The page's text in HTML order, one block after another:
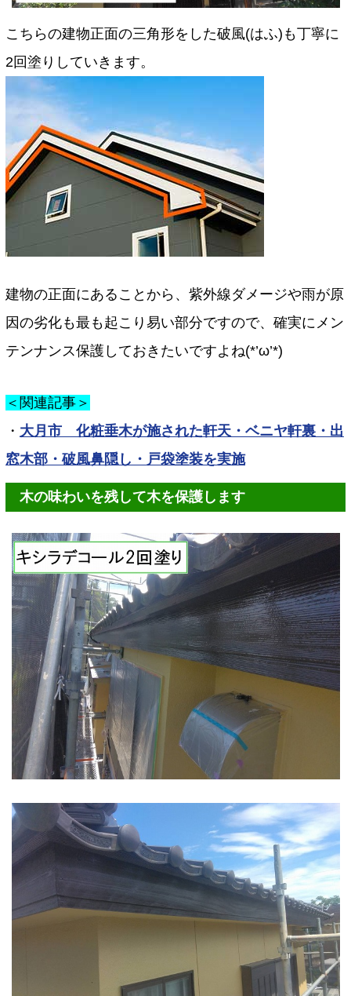
こちらの建物正面の三角形をした破風(はふ)も丁寧に
2回塗りしていきます。
建物の正面にあることから、紫外線ダメージや雨が原
因の劣化も最も起こり易い部分ですので、確実にメン
テンナンス保護しておきたいですよね(*’ω’*)
＜関連記事＞
・ 大月市 化粧垂木が施された軒天・ベニヤ軒裏・出
窓木部・破風鼻隠し・戸袋塗装を実施
木の味わいを残して木を保護します